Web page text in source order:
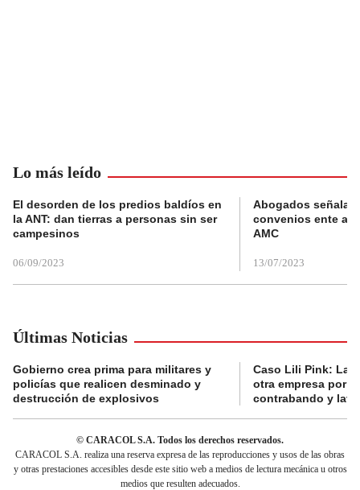
Lo más leído
El desorden de los predios baldíos en
la ANT: dan tierras a personas sin ser
campesinos
06/09/2023
Abogados
convenios ente
AMC
13/07/2023
Últimas Noticias
Gobierno crea prima para militares y
policías que realicen desminado y
destrucción de explosivos
Caso Lili Pink: La
otra empresa por
contrabando y
© CARACOL S.A. Todos los derechos reservados.
CARACOL S.A. realiza una reserva expresa de las reproducciones y usos de las obras
y otras prestaciones accesibles desde este sitio web a medios de lectura mecánica u otros
medios que resulten adecuados.